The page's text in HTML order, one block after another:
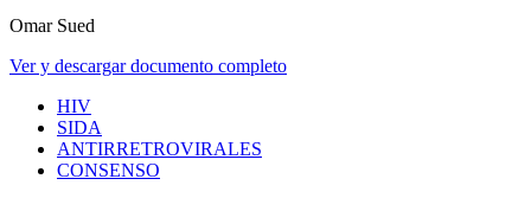
Omar Sued
Ver y descargar documento completo
HIV
SIDA
ANTIRRETROVIRALES
CONSENSO